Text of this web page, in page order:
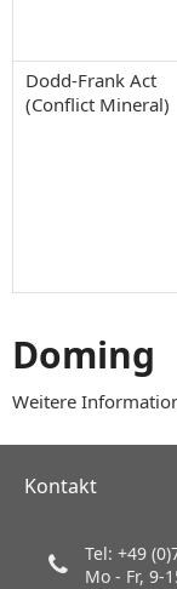
Dodd-Frank Act
(Conflict Mineral)
Doming
Weitere
Kontakt
Tel: +49
Mo - Fr, 9-